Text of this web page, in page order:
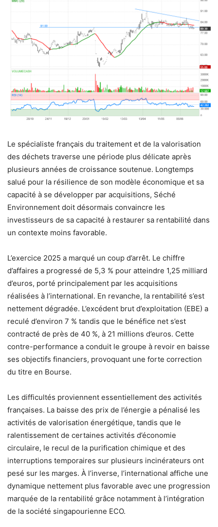
Le spécialiste français du traitement et de la valorisation
des déchets traverse une période plus délicate après
plusieurs années de croissance soutenue. Longtemps
salué pour la résilience de son modèle économique et sa
capacité à se développer par acquisitions, Séché
Environnement doit désormais convaincre les
investisseurs de sa capacité à restaurer sa rentabilité dans
un contexte moins favorable.
L’exercice 2025 a marqué un coup d’arrêt. Le chiffre
d’affaires a progressé de 5,3 % pour atteindre 1,25 milliard
d’euros, porté principalement par les acquisitions
réalisées à l’international. En revanche, la rentabilité s’est
nettement dégradée. L’excédent brut d’exploitation (EBE) a
reculé d’environ 7 % tandis que le bénéfice net s’est
contracté de près de 40 %, à 21 millions d’euros. Cette
contre-performance a conduit le groupe à revoir en baisse
ses objectifs financiers, provoquant une forte correction
du titre en Bourse.
Les difficultés proviennent essentiellement des activités
françaises. La baisse des prix de l’énergie a pénalisé les
activités de valorisation énergétique, tandis que le
ralentissement de certaines activités d’économie
circulaire, le recul de la purification chimique et des
interruptions temporaires sur plusieurs incinérateurs ont
pesé sur les marges. À l’inverse, l’international affiche une
dynamique nettement plus favorable avec une progression
marquée de la rentabilité grâce notamment à l’intégration
de la société singapourienne ECO.